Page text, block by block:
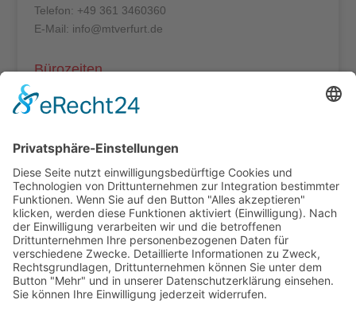
Telefon: +49 361 3460360
E-Mail: info@mtverfurt.de
Bürozeiten
Mo – Do: 8:00 – 14:00 Uhr
Termine außerhalb unserer Geschäftszeiten nur
nach Absprache.
Folgt uns auf facebook